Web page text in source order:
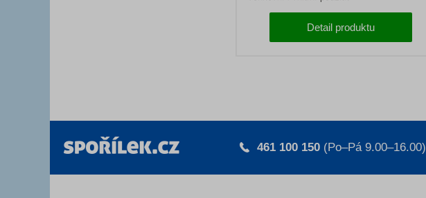
Detail produktu
461 100 150 (Po–Pá 9.00–16.00)